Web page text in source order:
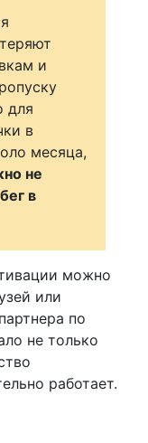
и
для
в
месяца,
не
в
можно
или
по
не только
работает.